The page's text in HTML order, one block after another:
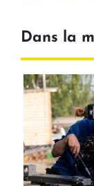
Dans la